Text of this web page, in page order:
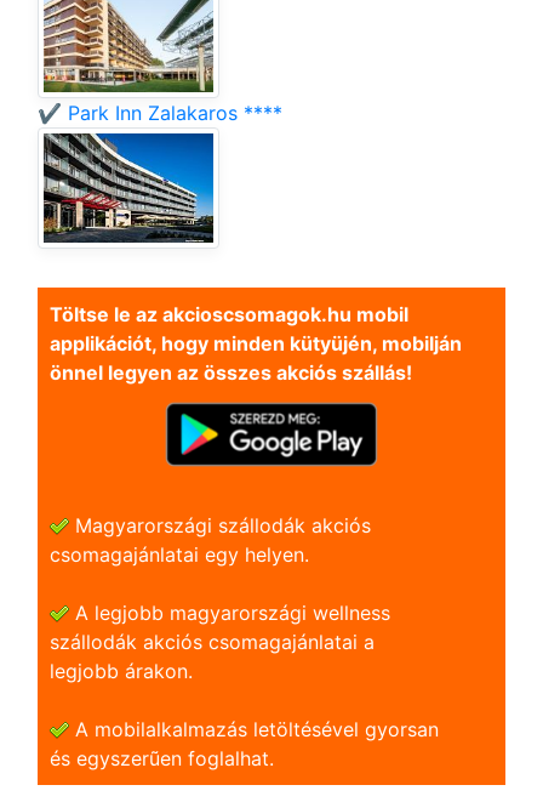
✔️ Park Inn Zalakaros ****
Töltse le az akcioscsomagok.hu mobil
applikációt, hogy minden kütyüjén, mobilján
önnel legyen az összes akciós szállás!
Magyarországi szállodák akciós
csomagajánlatai egy helyen.
A legjobb magyarországi wellness
szállodák akciós csomagajánlatai a
legjobb árakon.
A mobilalkalmazás letöltésével gyorsan
és egyszerũen foglalhat.